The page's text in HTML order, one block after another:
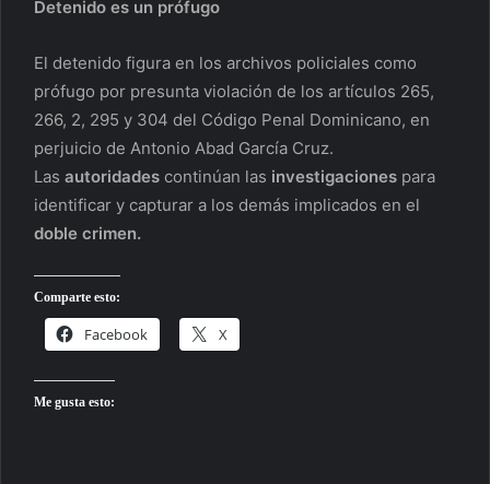
Detenido es un prófugo
El detenido figura en los archivos policiales como
prófugo por presunta violación de los artículos 265,
266, 2, 295 y 304 del Código Penal Dominicano, en
perjuicio de Antonio Abad García Cruz.
Las autoridades continúan las investigaciones para
identificar y capturar a los demás implicados en el
doble crimen.
Comparte esto:
Facebook X
Me gusta esto: